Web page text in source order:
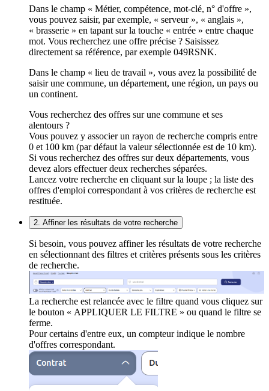
Dans le champ « Métier, compétence, mot-clé, n° d'offre »,
vous pouvez saisir, par exemple, « serveur », « anglais »,
« brasserie » en tapant sur la touche « entrée » entre chaque
mot. Vous recherchez une offre précise ? Saisissez
directement sa référence, par exemple 049RSNK.
Dans le champ « lieu de travail », vous avez la possibilité de
saisir une commune, un département, une région, un pays ou
un continent.
Vous recherchez des offres sur une commune et ses
alentours ?
Vous pouvez y associer un rayon de recherche compris entre
0 et 100 km (par défaut la valeur sélectionnée est de 10 km).
Si vous recherchez des offres sur deux départements, vous
devez alors effectuer deux recherches séparées.
Lancez votre recherche en cliquant sur la loupe ; la liste des
offres d'emploi correspondant à vos critères de recherche est
restituée.
2. Affiner les résultats de votre recherche
Si besoin, vous pouvez affiner les résultats de votre recherche
en sélectionnant des filtres et critères présents sous les critères
de recherche.
La recherche est relancée avec le filtre quand vous cliquez sur
le bouton « APPLIQUER LE FILTRE » ou quand le filtre se
ferme.
Pour certains d'entre eux, un compteur indique le nombre
d'offres correspondant.